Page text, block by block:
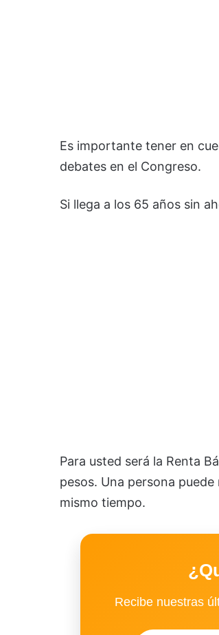
Es importante tener en
debates en el Congreso.
Si llega a los 65 años sin
Para usted será la Renta
pesos. Una persona
mismo tiempo.
Recibe nuestras